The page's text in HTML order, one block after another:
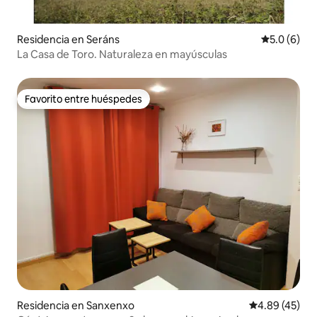
Residencia en Seráns
5.0 (6)
La Casa de Toro. Naturaleza en mayúsculas
Favorito entre huéspedes
Favorito entre huéspedes
Residencia en Sanxenxo Calificación
4.89 (45)